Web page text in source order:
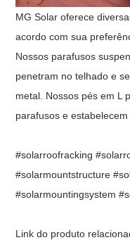
MG Solar oferece
acordo com sua
Nossos parafusos
penetram no telhado e
metal. Nossos pés em L
parafusos e
#solarroofracking
#solarmountstructure
#solarmountingsystem
Link do produto